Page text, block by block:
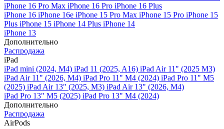
iPhone 16 Pro Max iPhone 16 Pro iPhone 16 Plus
iPhone 16 iPhone 16e iPhone 15 Pro Max iPhone 15 Pro iPhone 15
Plus iPhone 15 iPhone 14 Plus iPhone 14
iPhone 13
Дополнительно
Распродажа
iPad
iPad mini (2024, M4) iPad 11 (2025, A16) iPad Air 11" (2025 M3)
iPad Air 11" (2026, M4) iPad Pro 11" M4 (2024) iPad Pro 11" M5
(2025) iPad Air 13" (2025, M3) iPad Air 13" (2026, M4)
iPad Pro 13" M5 (2025) iPad Pro 13" M4 (2024)
Дополнительно
Распродажа
AirPods